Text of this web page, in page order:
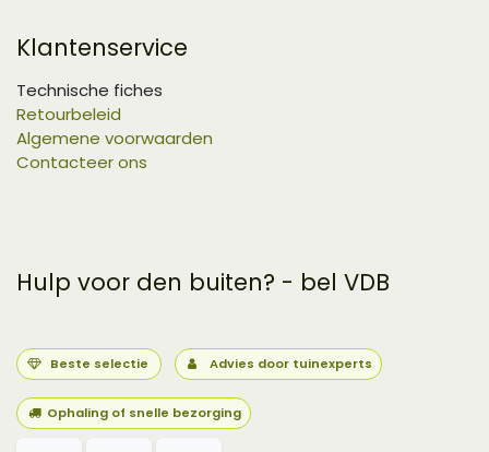
Klantenservice
Technische fiches
Retourbeleid
Algemene voorwaarden
Contacteer ons
Hulp voor den buiten? - bel VDB
Beste selectie Advies door tuinexperts
Ophaling of snelle bezorging